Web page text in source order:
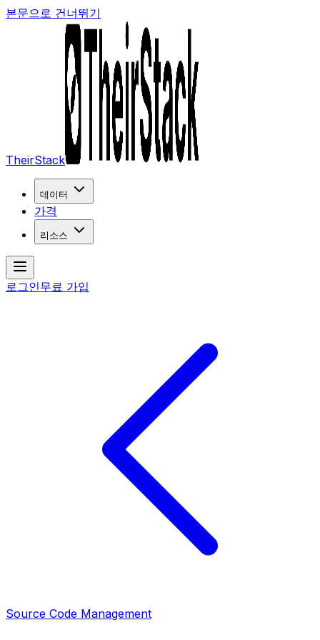
본문으로 건너뛰기
TheirStack
데이터
가격
리소스
로그인무료 가입
Source Code Management